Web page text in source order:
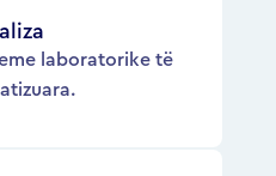
laboratorike të